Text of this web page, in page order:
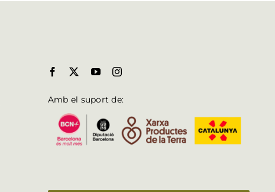
Amb el suport de: